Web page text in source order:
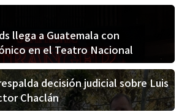
llega a Guatemala con
en el Teatro Nacional
decisión judicial sobre Luis
Chaclán